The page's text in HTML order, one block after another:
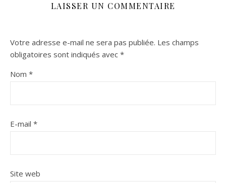
LAISSER UN COMMENTAIRE
Votre adresse e-mail ne sera pas publiée. Les champs
obligatoires sont indiqués avec *
Nom *
E-mail *
Site web